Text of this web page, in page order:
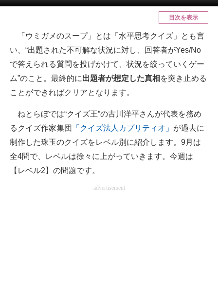
注目記事を集めた総合ページ
スマホと通信の最新トレンド
好きが集まる 比べて選べる
ビジネスと働き方のヒント
AI活用のいまが分かる
企業ITのトレンドを詳説
経営リーダーのコミュニティ
目次を表示
「ウミガメのスープ」とは「水平思考クイズ」とも言
い、“出題された不可解な状況に対し、回答者がYes/No
で答えられる質問を投げかけて、状況を絞っていくゲー
ム”のこと。最終的に出題者が想定した真相 を突き止める
ことができればクリアとなります。
ねとらぼでは“クイズ王”の古川洋平さんが代表を務め
るクイズ作家集団
「クイズ法人カプリティオ」 が過去に
制作した珠玉のクイズをレベル別に紹介します。9月は
全4問で、レベルは徐々に上がっていきます。今週は
【レベル2】の問題です。
advertisement